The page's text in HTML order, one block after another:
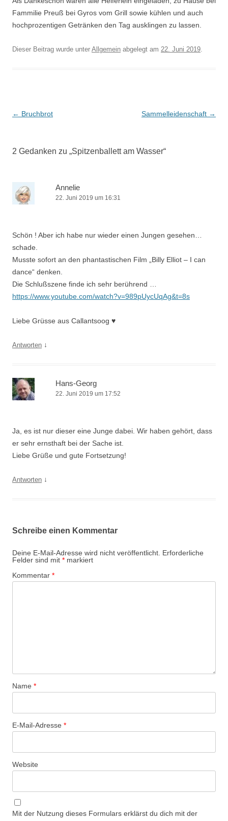
Fammilie Preuß bei Gyros vom Grill sowie kühlen und auch
hochprozentigen Getränken den Tag ausklingen zu lassen.
Dieser Beitrag wurde unter Allgemein abgelegt am 22. Juni 2019.
Beitrags-
← Bruchbrot Sammelleidenschaft →
2 Gedanken zu „Spitzenballett am Wasser“
Annelie
22. Juni 2019 um 16:31
Schön ! Aber ich habe nur wieder einen Jungen gesehen…
schade.
Musste sofort an den phantastischen Film „Billy Elliot – I can
dance“ denken.
Die Schlußszene finde ich sehr berührend …
https://www.youtube.com/watch?v=989pUycUqAg&t=8s
Liebe Grüsse aus Callantsoog ♥
Antworten ↓
Hans-Georg
22. Juni 2019 um 17:52
Ja, es ist nur dieser eine Junge dabei. Wir haben gehört, dass
er sehr ernsthaft bei der Sache ist.
Liebe Grüße und gute Fortsetzung!
Antworten ↓
Schreibe einen Kommentar
Deine E-Mail-Adresse wird nicht veröffentlicht. Erforderliche
Felder sind mit * markiert
Kommentar *
Name *
E-Mail-Adresse *
Website
Mit der Nutzung dieses Formulars erklärst du dich mit der